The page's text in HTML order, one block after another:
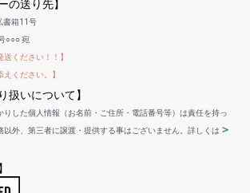
の送り先】
書箱11号
○○○ 宛
送ください！！】
えください。】
扱いについて】
りした個人情報（お名前・ご住所・電話番号等）は責任を持っ
以外、第三者に譲渡・提供する事はございません。詳しくは ＞